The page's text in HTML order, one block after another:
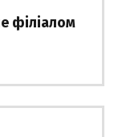
філіалом